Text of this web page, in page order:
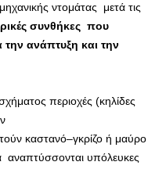
ντομάτας μετά τις
συνθήκες που
την ανάπτυξη και την
περιοχές (κηλίδες
καστανό–γκρίζο ή μαύρο
υπόλευκες